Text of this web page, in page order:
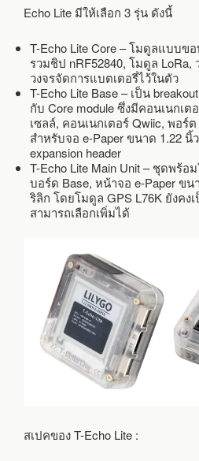
Echo Lite มีให้เลือก 3 รุ่น ดังนี้
T-Echo Lite Core – โมดูลแบบข
รวมชิป nRF52840, โมดูล LoRa,
วงจรจัดการแบตเตอรี่ไว้ในตัว
T-Echo Lite Base – เป็น
กับ Core module ซึ่งมีคอนเนกเ
เซลล์, คอนเนกเตอร์ Qwiic, พอร์
สำหรับจอ e-Paper ขนาด 1.22 นิ้
expansion header
T-Echo Lite Main Unit – ชุดพร้อ
บอร์ด Base, หน้าจอ e-Paper ขน
ริลิก โดยโมดูล GPS L76K ยังคง
สามารถเลือกเพิ่มได้
สเปคของ T-Echo Lite :